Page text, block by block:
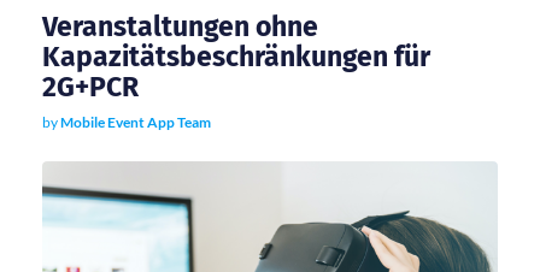
Veranstaltungen ohne
Kapazitätsbeschränkungen für
2G+PCR
byMobile Event App Team